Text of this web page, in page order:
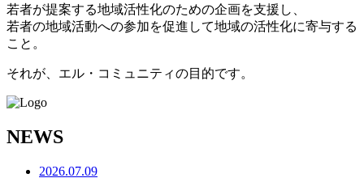
若者が提案する地域活性化のための企画を支援し、
若者の地域活動への参加を促進して地域の活性化に寄与する
こと。
それが、エル・コミュニティの目的です。
NEWS
2026.07.09